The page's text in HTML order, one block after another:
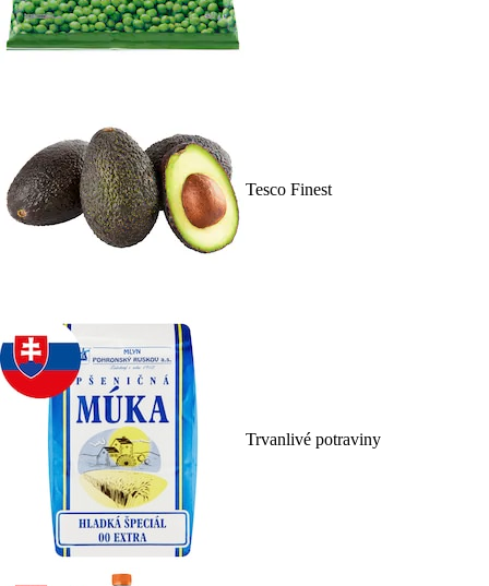
Tesco Finest
Trvanlivé potraviny